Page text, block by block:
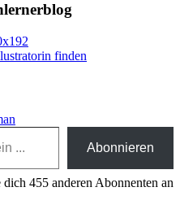
Abonnieren
dich 455 anderen Abonnenten an